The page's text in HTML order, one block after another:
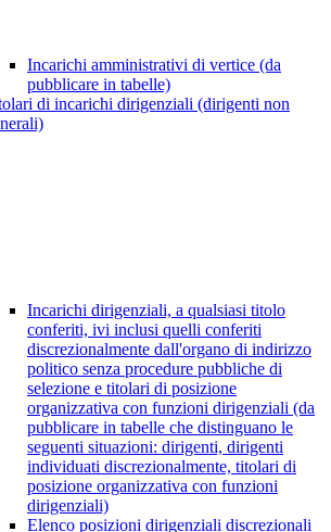
Incarichi amministrativi di vertice (da
pubblicare in tabelle)
di incarichi dirigenziali (dirigenti non
Incarichi dirigenziali, a qualsiasi titolo
conferiti, ivi inclusi quelli conferiti
discrezionalmente dall'organo di indirizzo
politico senza procedure pubbliche di
selezione e titolari di posizione
organizzativa con funzioni dirigenziali (da
pubblicare in tabelle che distinguano le
seguenti situazioni: dirigenti, dirigenti
individuati discrezionalmente, titolari di
posizione organizzativa con funzioni
dirigenziali)
Elenco posizioni dirigenziali discrezionali